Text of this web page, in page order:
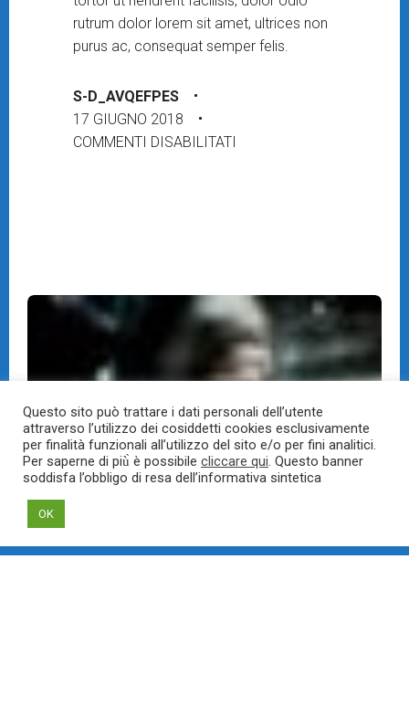
rutrum dolor lorem sit amet, ultrices non
purus ac, consequat semper felis.
S-D_AVQEFPES
17 GIUGNO 2018
COMMENTI DISABILITATI
Questo sito può trattare i dati personali dell’utente
attraverso l’utilizzo dei cosiddetti cookies esclusivamente
per finalità funzionali all’utilizzo del sito e/o per fini analitici.
Per saperne di più̀ è possibile cliccare qui. Questo banner
soddisfa l’obbligo di resa dell’informativa sintetica
OK